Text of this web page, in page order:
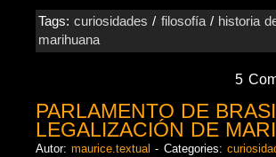
Tags:curiosidades / filosofía/ historia
marihuana
5
PARLAMENTO DE
LEGALIZACIÓN DE
Autor:maurice.textual - Categories: